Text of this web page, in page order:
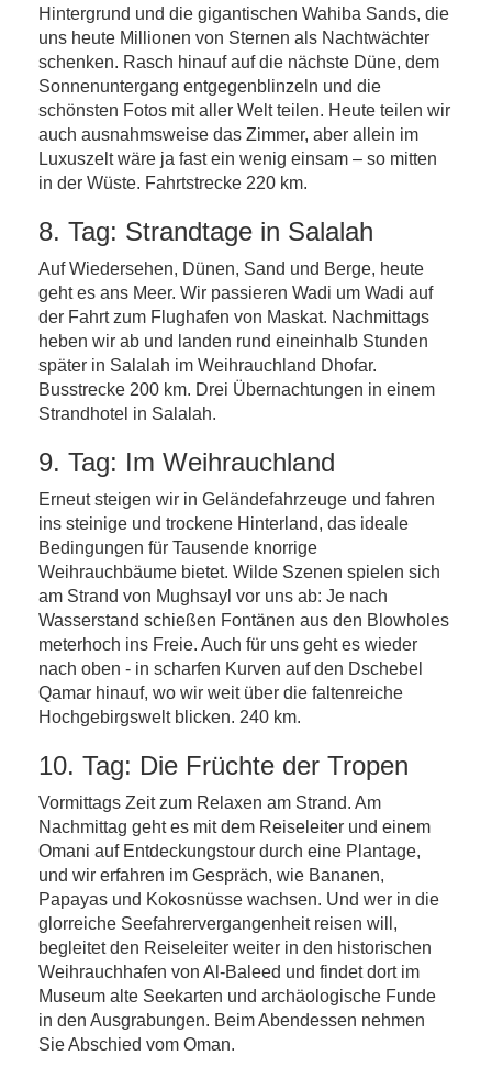
Hintergrund und die gigantischen Wahiba Sands, die
uns heute Millionen von Sternen als Nachtwächter
schenken. Rasch hinauf auf die nächste Düne, dem
Sonnenuntergang entgegenblinzeln und die
schönsten Fotos mit aller Welt teilen. Heute teilen wir
auch ausnahmsweise das Zimmer, aber allein im
Luxuszelt wäre ja fast ein wenig einsam – so mitten
in der Wüste. Fahrtstrecke 220 km.
8. Tag: Strandtage in Salalah
Auf Wiedersehen, Dünen, Sand und Berge, heute
geht es ans Meer. Wir passieren Wadi um Wadi auf
der Fahrt zum Flughafen von Maskat. Nachmittags
heben wir ab und landen rund eineinhalb Stunden
später in Salalah im Weihrauchland Dhofar.
Busstrecke 200 km. Drei Übernachtungen in einem
Strandhotel in Salalah.
9. Tag: Im Weihrauchland
Erneut steigen wir in Geländefahrzeuge und fahren
ins steinige und trockene Hinterland, das ideale
Bedingungen für Tausende knorrige
Weihrauchbäume bietet. Wilde Szenen spielen sich
am Strand von Mughsayl vor uns ab: Je nach
Wasserstand schießen Fontänen aus den Blowholes
meterhoch ins Freie. Auch für uns geht es wieder
nach oben - in scharfen Kurven auf den Dschebel
Qamar hinauf, wo wir weit über die faltenreiche
Hochgebirgswelt blicken. 240 km.
10. Tag: Die Früchte der Tropen
Vormittags Zeit zum Relaxen am Strand. Am
Nachmittag geht es mit dem Reiseleiter und einem
Omani auf Entdeckungstour durch eine Plantage,
und wir erfahren im Gespräch, wie Bananen,
Papayas und Kokosnüsse wachsen. Und wer in die
glorreiche Seefahrervergangenheit reisen will,
begleitet den Reiseleiter weiter in den historischen
Weihrauchhafen von Al-Baleed und findet dort im
Museum alte Seekarten und archäologische Funde
in den Ausgrabungen. Beim Abendessen nehmen
Sie Abschied vom Oman.